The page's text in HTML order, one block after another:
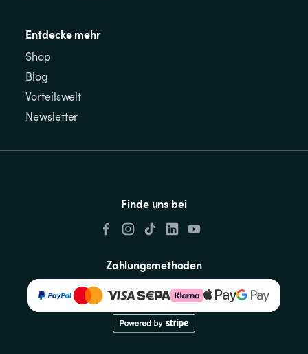
Entdecke mehr
Shop
Blog
Vorteilswelt
Newsletter
Finde uns bei
Zahlungsmethoden